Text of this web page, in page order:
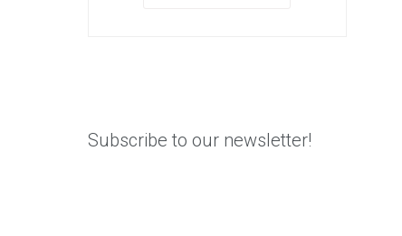
Subscribe to our newsletter!